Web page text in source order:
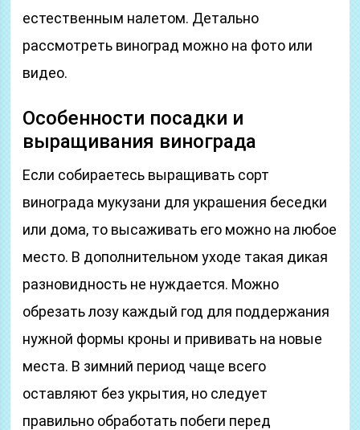
естественным налетом. Детально
рассмотреть виноград можно на фото или
видео.
Особенности посадки и
выращивания винограда
Если собираетесь выращивать сорт
винограда мукузани для украшения беседки
или дома, то высаживать его можно на любое
место. В дополнительном уходе такая дикая
разновидность не нуждается. Можно
обрезать лозу каждый год для поддержания
нужной формы кроны и прививать на новые
места. В зимний период чаще всего
оставляют без укрытия, но следует
правильно обработать побеги перед